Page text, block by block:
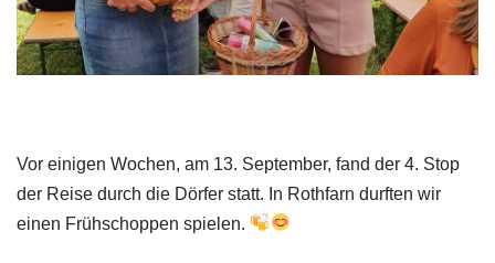
Vor einigen Wochen, am 13. September, fand der 4. Stop
der Reise durch die Dörfer statt. In Rothfarn durften wir
einen Frühschoppen spielen.